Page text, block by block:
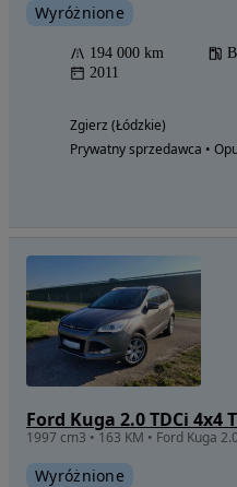
Wyróżnione
194 000 km
2011
Zgierz (Łódzkie)
Prywatny sprzedawca •
Ford Kuga 2.0 TDCi 4x4
1997 cm3 • 163 KM • Ford Kuga
Wyróżnione